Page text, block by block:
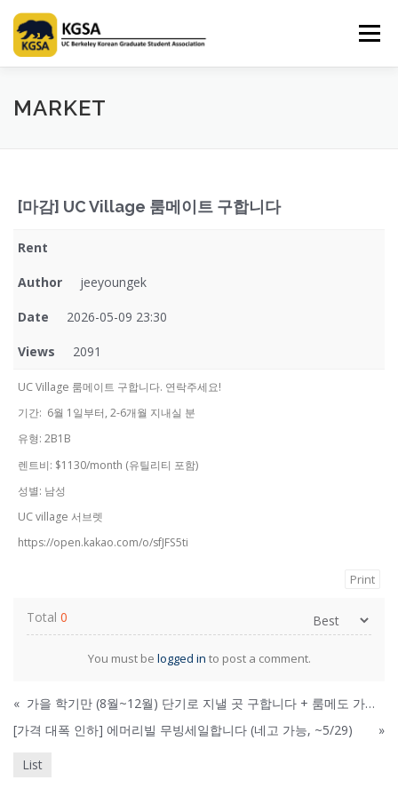
content
Menu
HOME ABOUT US
MARKET
[마감] UC Village 룸메이트 구합니다
Rent
Author jeeyoungek
Date 2026-05-09 23:30
Views 2091
UC Village 룸메이트 구합니다. 연락주세요!
기간: 6월 1일부터, 2-6개월 지내실 분
유형: 2B1B
렌트비: $1130/month (유틸리티 포함)
성별: 남성
UC village 서브렛
https://open.kakao.com/o/sfJFS5ti
Print
Total 0
You must be logged in to post a comment.
«
가을 학기만 (8월~12월) 단기로 지낼 곳 구합니다 + 룸메도 가능 (여성)
[가격 대폭 인하] 에머리빌 무빙세일합니다 (네고 가능, ~5/29)
»
List